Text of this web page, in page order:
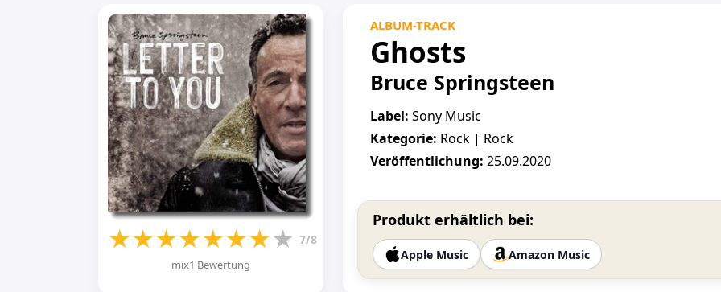
★★★★★★★★ 7/8
mix1 Bewertung
ALBUM-TRACK
Ghosts
Bruce Springsteen
Label: Sony Music
Kategorie: Rock | Rock
Veröffentlichung: 25.09.2020
Produkt erhältlich bei:
Apple Music Amazon Music